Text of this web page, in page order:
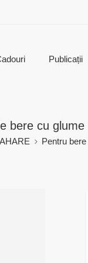
Publicații
bere cu glume
Pentru bere